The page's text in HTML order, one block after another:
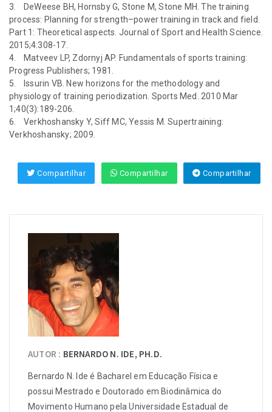
3.
DeWeese BH, Hornsby G, Stone M, Stone MH. The training
process: Planning for strength–power training in track and field.
Part 1: Theoretical aspects. Journal of Sport and Health Science.
2015;4:308-17.
4.
Matveev LP, Zdornyj AP. Fundamentals of sports training:
Progress Publishers; 1981.
5.
Issurin VB. New horizons for the methodology and
physiology of training periodization. Sports Med. 2010 Mar
1;40(3):189-206.
6.
Verkhoshansky Y, Siff MC, Yessis M. Supertraining:
Verkhoshansky; 2009.
Compartilhar Compartilhar Compartilhar
AUTOR : BERNARDO N. IDE, PH.D.
Bernardo N. Ide é Bacharel em Educação Física e
possui Mestrado e Doutorado em Biodinâmica do
Movimento Humano pela Universidade Estadual de